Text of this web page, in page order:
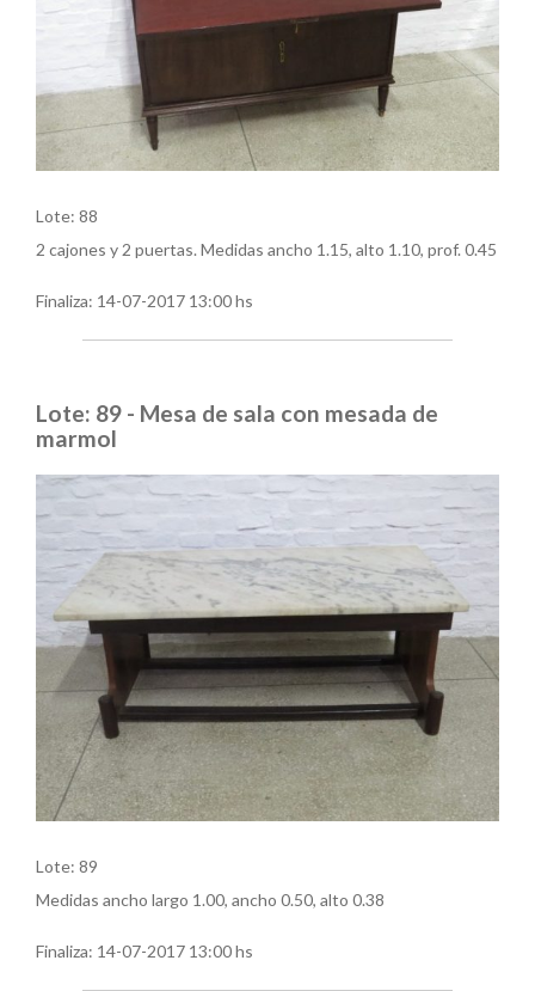
Lote: 88
2 cajones y 2 puertas. Medidas ancho 1.15, alto 1.10, prof. 0.45
Finaliza: 14-07-2017 13:00 hs
Lote: 89 - Mesa de sala con mesada de
marmol
Lote: 89
Medidas ancho largo 1.00, ancho 0.50, alto 0.38
Finaliza: 14-07-2017 13:00 hs